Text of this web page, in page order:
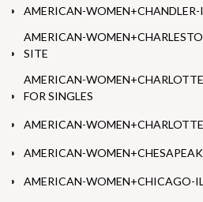
AMERICAN-WOMEN+CHANDLER-
AMERICAN-
SITE
AMERICAN-
FOR SINGLES
AMERICAN-
AMERICAN-
AMERICAN-WOMEN+CHICAGO-IL